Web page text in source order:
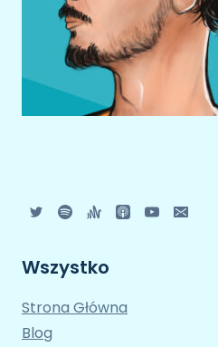
Wszystko
Strona Główna
Blog